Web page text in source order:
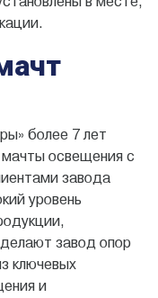
более 7 лет
освещения с
завода
уровень
завод опор
ключевых
и